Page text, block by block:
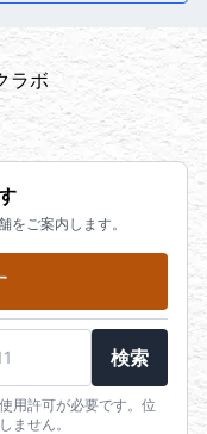
ラボ
をご案内します。
検索
用許可が必要です。位
ません。